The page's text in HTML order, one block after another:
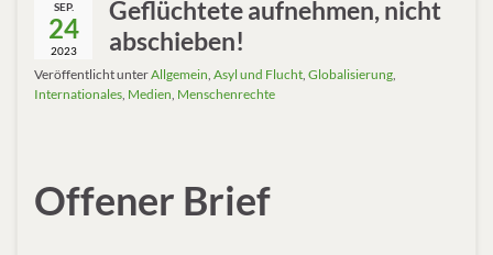
SEP.
24
2023
Geflüchtete aufnehmen, nicht
abschieben!
Veröffentlicht unterAllgemein Asyl und Flucht Globalisierung
Internationales Medien Menschenrechte
Offener Brief